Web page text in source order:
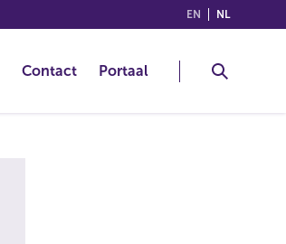
EN (ENGLISH)
NL
Contact Portaal